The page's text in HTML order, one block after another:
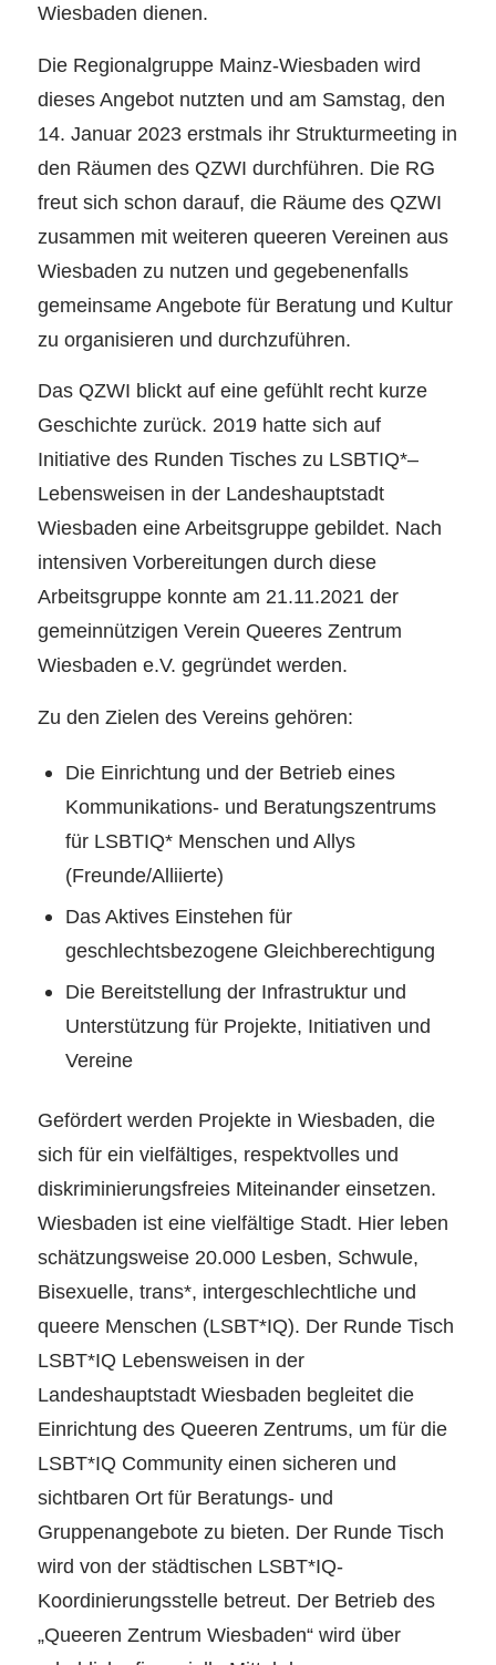
Wiesbaden dienen.
Die Regionalgruppe Mainz-Wiesbaden wird
dieses Angebot nutzten und am Samstag, den
14. Januar 2023 erstmals ihr Strukturmeeting in
den Räumen des QZWI durchführen. Die RG
freut sich schon darauf, die Räume des QZWI
zusammen mit weiteren queeren Vereinen aus
Wiesbaden zu nutzen und gegebenenfalls
gemeinsame Angebote für Beratung und Kultur
zu organisieren und durchzuführen.
Das QZWI blickt auf eine gefühlt recht kurze
Geschichte zurück. 2019 hatte sich auf
Initiative des Runden Tisches zu LSBTIQ*–
Lebensweisen in der Landeshauptstadt
Wiesbaden eine Arbeitsgruppe gebildet. Nach
intensiven Vorbereitungen durch diese
Arbeitsgruppe konnte am 21.11.2021 der
gemeinnützigen Verein Queeres Zentrum
Wiesbaden e.V. gegründet werden.
Zu den Zielen des Vereins gehören:
Die Einrichtung und der Betrieb eines
Kommunikations- und Beratungszentrums
für LSBTIQ* Menschen und Allys
(Freunde/Alliierte)
Das Aktives Einstehen für
geschlechtsbezogene Gleichberechtigung
Die Bereitstellung der Infrastruktur und
Unterstützung für Projekte, Initiativen und
Vereine
Gefördert werden Projekte in Wiesbaden, die
sich für ein vielfältiges, respektvolles und
diskriminierungsfreies Miteinander einsetzen.
Wiesbaden ist eine vielfältige Stadt. Hier leben
schätzungsweise 20.000 Lesben, Schwule,
Bisexuelle, trans*, intergeschlechtliche und
queere Menschen (LSBT*IQ). Der Runde Tisch
LSBT*IQ Lebensweisen in der
Landeshauptstadt Wiesbaden begleitet die
Einrichtung des Queeren Zentrums, um für die
LSBT*IQ Community einen sicheren und
sichtbaren Ort für Beratungs- und
Gruppenangebote zu bieten. Der Runde Tisch
wird von der städtischen LSBT*IQ-
Koordinierungsstelle betreut. Der Betrieb des
„Queeren Zentrum Wiesbaden“ wird über